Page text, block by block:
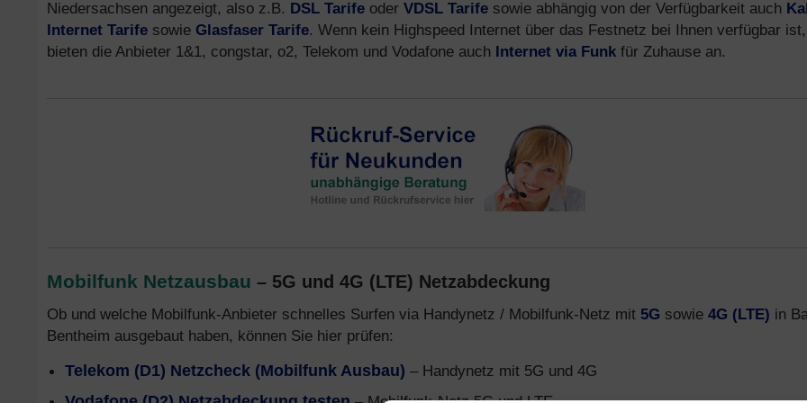
Niedersachsen angezeigt, also z.B. DSL Tarife oder VDSL Tarife sowie abhängig von der Verfügbarkeit auch
Internet Tarife sowie Glasfaser Tarife. Wenn kein Highspeed Internet über das Festnetz bei Ihnen verfügbar ist,
bieten die Anbieter 1&1, congstar, o2, Telekom und Vodafone auch Internet via Funk für Zuhause an.
Mobilfunk Netzausbau – 5G und 4G (LTE) Netzabdeckung
Ob und welche Mobilfunk-Anbieter schnelles Surfen via Handynetz / Mobilfunk-Netz mit 5G sowie 4G (LTE) in
Bentheim ausgebaut haben, können Sie hier prüfen:
Telekom (D1) Netzcheck (Mobilfunk Ausbau) – Handynetz mit 5G und 4G